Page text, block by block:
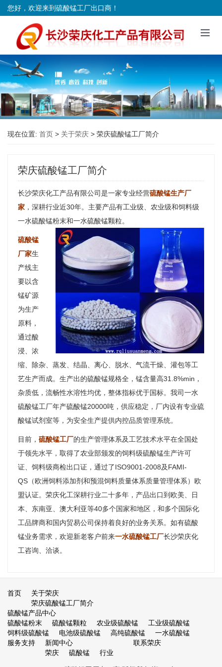
您好，欢迎来到硫酸锰工厂出口商！
现在位置: 首页 > 关于荣庆 > 荣庆硫酸锰工厂简介
荣庆硫酸锰工厂简介
长沙荣庆化工产品有限公司是一家专业经营硫酸锰生产厂
家 ，深耕行业近30年。主要产品有工业级、农业级和饲料级
一水硫酸锰粉末和一水硫酸锰颗粒。
硫酸锰
厂家生
产线主
要以含
锰矿源
为生产
原料，
通过酸
浸、浓
缩、除杂、蒸发、结晶、离心、脱水、气流干燥、灌包等工
艺生产而成。生产出的硫酸锰规格全，锰含量高31.8%min，
杂质低，流畅性水溶性均优，整体指标优于国标。我司一水
硫酸锰工厂年产硫酸锰20000吨，供应稳定，厂内设有专业硫
酸锰试剂室等，为安全生产提供内控品质管理系统。
目前， 硫酸锰工厂的生产管理体系及工艺技术水平在全国处
于领先水平，取得了农业部颁发的饲料级硫酸锰生产许可
证、饲料级商检出口证，通过了ISO9001-2008及FAMI-
QS（欧洲饲料添加剂和预混饲料质量体系质量管理体系）欧
盟认证。荣庆化工深耕行业二十多年，产品出口到欧美、日
本、东南亚、澳大利亚等40多个国家和地区，和多个国际化
工品牌商和国内贸易公司保持着良好的业务关系。如有硫酸
锰业务需求，欢迎新老客户前来一水硫酸锰工厂长沙荣庆化
工咨询、洽谈。
首页
关于荣庆
荣庆硫酸锰工厂简介
硫酸锰产品中心
硫酸锰粉末
硫酸锰颗粒 农业级硫酸锰
工业级硫酸锰
饲料级硫酸锰
电池级硫酸锰 高纯硫酸锰
一水硫酸锰
服务支持
新闻中心
荣庆
硫酸锰 行业
联系荣庆